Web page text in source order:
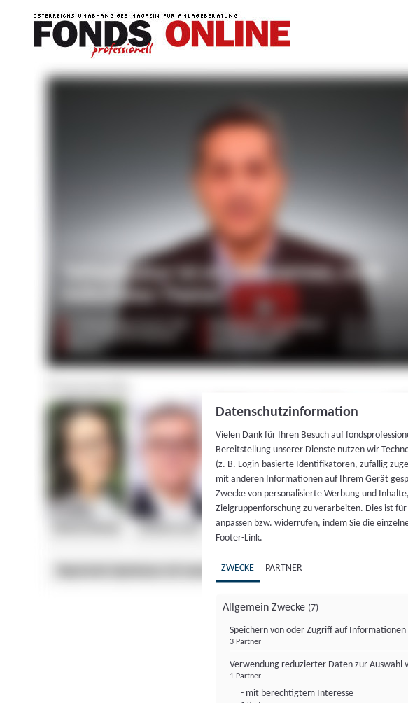
Datenschutzinformation
Vielen Dank für Ihren Besuch auf
Bereitstellung unserer Dienste nutzen wir
(z. B. Login-basierte Identifikatoren, zufällig
mit anderen Informationen auf Ihrem Gerät
Zwecke von personalisierte Werbung und
Zielgruppenforschung zu verarbeiten. Dies ist
anpassen bzw. widerrufen, indem Sie die
Footer-Link.
ZWECKE PARTNER
Allgemein Zwecke (7)
Speichern von oder Zugriff auf
3 Partner
Verwendung reduzierter Daten zur Auswahl
1 Partner
- mit berechtigtem Interesse